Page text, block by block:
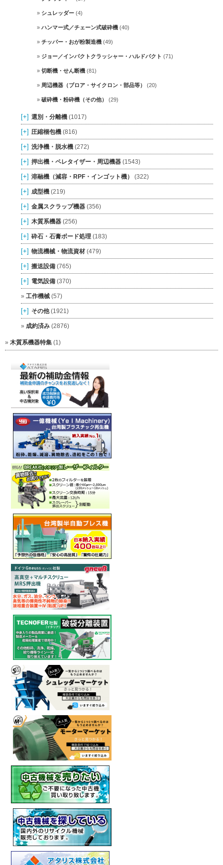
シュレッダー (4)
ハンマー式／チェーン式破砕機 (40)
チッパー・おが粉製造機 (49)
ジョー／インパクトクラッシャー・ハルドパクト (71)
切断機・せん断機 (81)
周辺機器（ブロア・サイクロン・部品等） (20)
破砕機・粉砕機（その他） (29)
[+] 選別・分離機 (1017)
[+] 圧縮梱包機 (816)
[+] 洗浄機・脱水機 (272)
[+] 押出機・ペレタイザー・周辺機器 (1543)
[+] 溶融機（減容・RPF・インゴット機） (322)
[+] 成型機 (219)
[+] 金属スクラップ機器 (356)
[+] 木質系機器 (256)
[+] 砕石・石膏ボード処理 (183)
[+] 物流機械・物流資材 (479)
[+] 搬送設備 (765)
[+] 電気設備 (370)
工作機械 (57)
[+] その他(1921)
成約済み (2876)
木質系機器特集 (1)